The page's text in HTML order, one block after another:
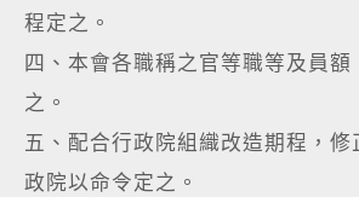
程定之。
四、本會各職稱之官等職等及員額
之。
五、配合行政院組織改造期程，修
政院以命令定之。